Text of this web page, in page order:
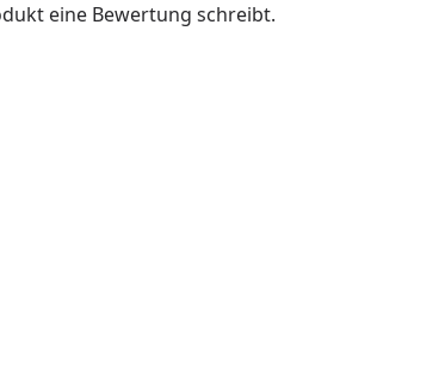
eine Bewertung schreibt.